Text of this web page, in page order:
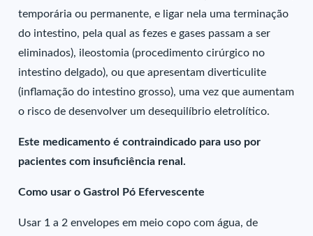
temporária ou permanente, e ligar nela uma terminação
do intestino, pela qual as fezes e gases passam a ser
eliminados), ileostomia (procedimento cirúrgico no
intestino delgado), ou que apresentam diverticulite
(inflamação do intestino grosso), uma vez que aumentam
o risco de desenvolver um desequilíbrio eletrolítico.
Este medicamento é contraindicado para uso por
pacientes com insuficiência renal.
Como usar o Gastrol Pó Efervescente
Usar 1 a 2 envelopes em meio copo com água, de